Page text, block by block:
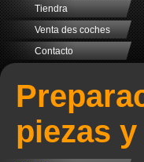
Tiendra
Venta des coches
Contacto
piezas